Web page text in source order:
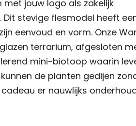
jouw logo als zakelijk
stevige flesmodel heeft
eenvoud en vorm. Onze
terrarium, afgesloten
mini-biotoop waarin
de planten gedijen
er nauwlijks